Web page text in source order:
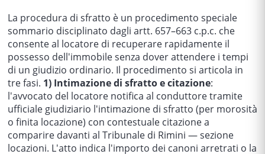
La procedura di sfratto è un procedimento speciale
sommario disciplinato dagli artt. 657–663 c.p.c. che
consente al locatore di recuperare rapidamente il
possesso dell'immobile senza dover attendere i tempi
di un giudizio ordinario. Il procedimento si articola in
tre fasi. 1) Intimazione di sfratto e citazione:
l'avvocato del locatore notifica al conduttore tramite
ufficiale giudiziario l'intimazione di sfratto (per morosità
o finita locazione) con contestuale citazione a
comparire davanti al Tribunale di Rimini — sezione
locazioni. L'atto indica l'importo dei canoni arretrati o la